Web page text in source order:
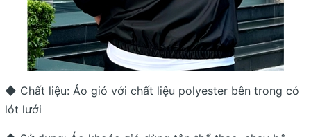
◆ Chất liệu: Áo gió với chất liệu polyester bên trong có
lót lưới